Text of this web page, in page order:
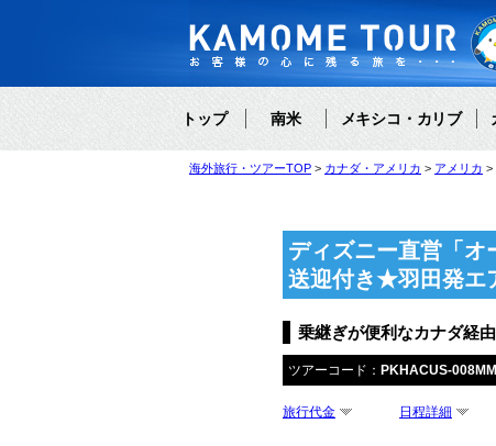
トップ 南米 メキシコ・カリブ
海外旅行・ツアーTOP カナダ・アメリカ アメリカ
ディズニー直営「
送迎付き★羽田発エ
乗継ぎが便利なカナダ経
ツアーコード： PKHACUS-
旅行代金 日程詳細